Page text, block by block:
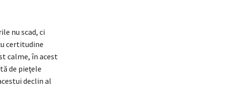
nu scad, ci
certitudine
calme, în acest
de pieţele
declin al